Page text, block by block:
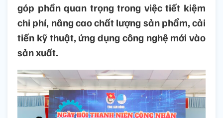
góp phần quan trọng trong việc tiết kiệm
chi phí, nâng cao chất lượng sản phẩm, cải
tiến kỹ thuật, ứng dụng công nghệ mới vào
sản xuất.